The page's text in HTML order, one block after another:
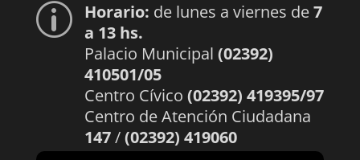
p Horario: de lunes a viernes de7
a 13 hs.
Palacio Municipal (02392)
410501/05
Centro Cívico (02392) 419395/97
Centro de Atención Ciudadana
147/(02392) 419060